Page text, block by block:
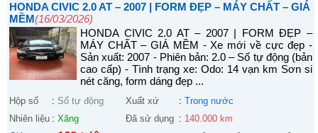
HONDA CIVIC 2.0 AT – 2007 | FORM ĐẸP – MÁY CHẤT – GIÁ
MỀM(16/03/2026)
HONDA CIVIC 2.0 AT – 2007 | FORM ĐẸP –
MÁY CHẤT – GIÁ MỀM - Xe mới về cực đẹp -
Sản xuất: 2007 - Phiên bản: 2.0 – Số tự động (bản
cao cấp) - Tình trạng xe: Odo: 14 vạn km Sơn si
nét căng, form dáng đẹp ...
Hộp số : Số tự động Xuất xứ : Trong nước
Nhiên liệu : Xăng Đã sử dụng : 140.000 km